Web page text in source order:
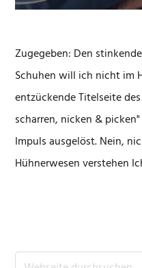
Zugegeben: Den
Schuhen will ich nicht im
entzückende Titelseite
scharren, nicken &
Impuls ausgelöst. Nein,
Hühnerwesen verstehen
Webseite